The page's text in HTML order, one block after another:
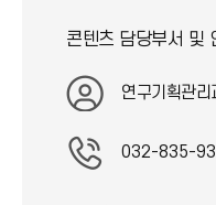
콘텐츠 담당부서 및
연구기획관리
032-835-